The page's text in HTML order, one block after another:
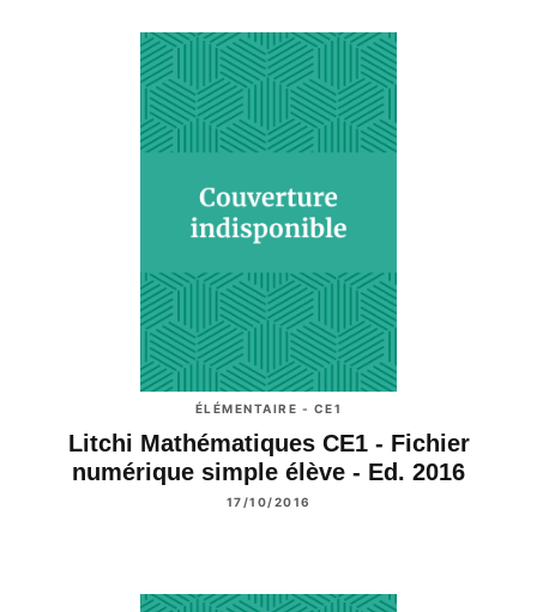
ÉLÉMENTAIRE - CE1
Litchi Mathématiques CE1 - Fichier
numérique simple élève - Ed. 2016
17/10/2016